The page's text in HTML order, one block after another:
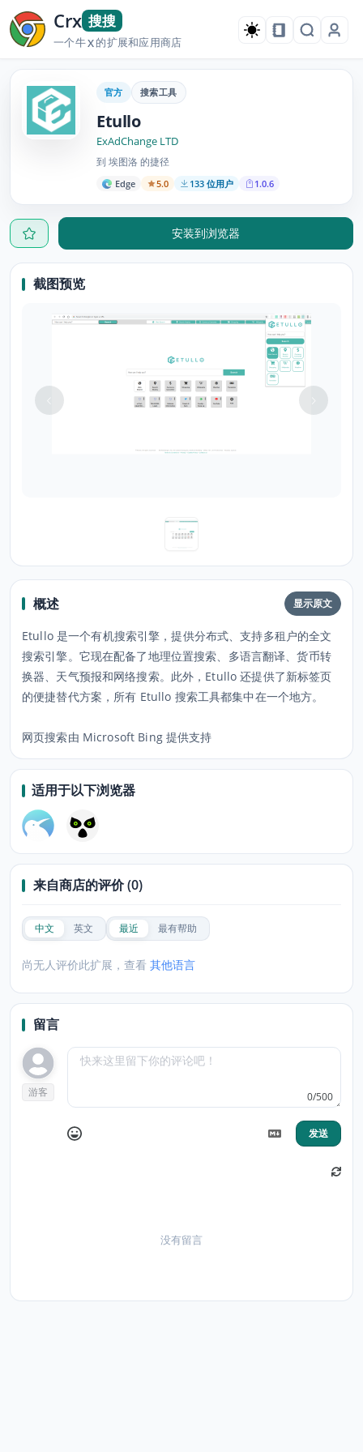
Crx 搜搜
一个牛X的扩展和应用商店
官方 搜索工具
Etullo
ExAdChange LTD
到 埃图洛 的捷径
Edge 5.0 133 位用户 1.0.6
安装到浏览器
截图预览
概述 显示原文
Etullo 是一个有机搜索引擎，提供分布式、支持多租户的全文
搜索引擎。它现在配备了地理位置搜索、多语言翻译、货币转
换器、天气预报和网络搜索。此外，Etullo 还提供了新标签页
的便捷替代方案，所有 Etullo 搜索工具都集中在一个地方。
网页搜索由 Microsoft Bing 提供支持
适用于以下浏览器
来自商店的评价 (0)
中文 英文 最近 最有帮助
尚无人评价此扩展，查看 其他语言
留言
游客 0/500
发送
没有留言